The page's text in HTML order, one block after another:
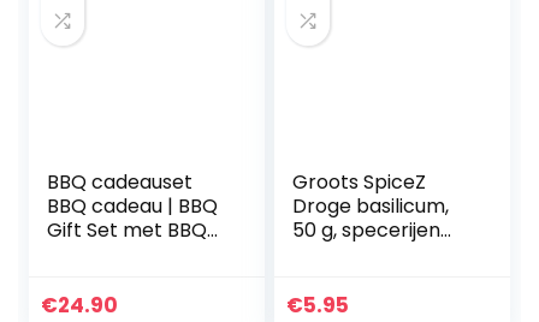
BBQ cadeauset
BBQ cadeau | BBQ
Gift Set met BBQ
idee voor mannen
€24.90
Groots SpiceZ
Droge basilicum,
50 g, specerijen
ideale
€5.95